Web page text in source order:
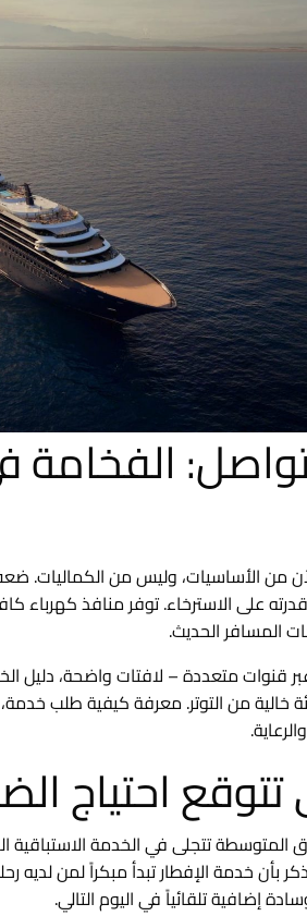
من الأساسيات، وليس من الكماليات.
على الاسترخاء. توفر منافذ كهرباء
المسافر الحديث.
قنوات متعددة – لافتات واضحة، دليل
خالية من التوتر. معرفة كيفية طلب
تتوقع احتياج
المتوسطة تتجلى في الخدمة
بأن خدمة الإفطار تبدأ مبكراً لمن لديه
إضافية تلقائياً في اليوم التالي.